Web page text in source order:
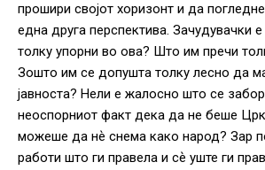
прошири својот хоризонт и да
една друга перспектива. Зачудувачки
толку упорни во ова? Што им пречи
Зошто им се допушта толку лесно да
јавноста? Нели е жалосно што се
неоспорниот факт дека да не беше
можеше да нѐ снема како народ? Зар
работи што ги правела и сѐ уште ги